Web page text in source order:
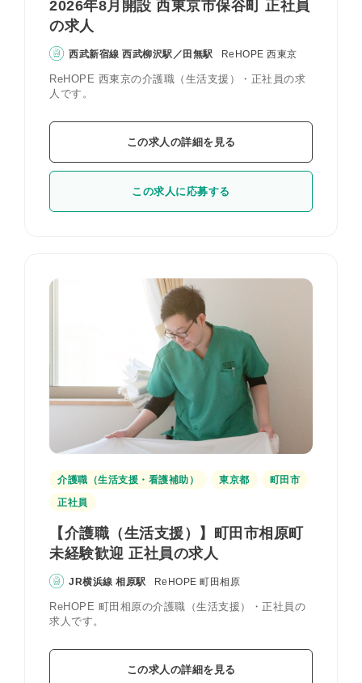
2026年8月開設 西東京市保谷町 正社員
の求人
西武新宿線 西武柳沢駅／田無駅 ReHOPE 西東京
ReHOPE 西東京の介護職（生活支援）・正社員の求
人です。
この求人の詳細を見る
この求人に応募する
介護職（生活支援・看護補助） 東京都
町田市
正社員
【介護職（生活支援）】町田市相原町
未経験歓迎 正社員の求人
JR横浜線 相原駅 ReHOPE 町田相原
ReHOPE 町田相原の介護職（生活支援）・正社員の
求人です。
この求人の詳細を見る